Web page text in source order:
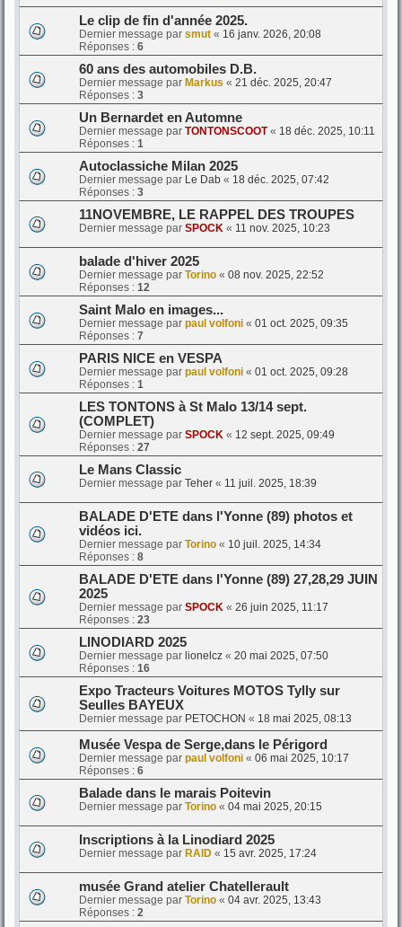
Le clip de fin d'année 2025.
Dernier message par smut « 16 janv. 2026, 20:08
Réponses : 6
60 ans des automobiles D.B.
Dernier message par Markus « 21 déc. 2025, 20:47
Réponses : 3
Un Bernardet en Automne
Dernier message par TONTONSCOOT« 18 déc. 2025, 10:11
Réponses : 1
Autoclassiche Milan 2025
Dernier message par Le Dab « 18 déc. 2025, 07:42
Réponses : 3
11NOVEMBRE, LE RAPPEL DES TROUPES
Dernier message par SPOCK « 11 nov. 2025, 10:23
balade d'hiver 2025
Dernier message par Torino « 08 nov. 2025, 22:52
Réponses : 12
Saint Malo en images...
Dernier message par paul volfoni « 01 oct. 2025, 09:35
Réponses : 7
PARIS NICE en VESPA
Dernier message par paul volfoni « 01 oct. 2025, 09:28
Réponses : 1
LES TONTONS à St Malo 13/14 sept.
(COMPLET)
Dernier message par SPOCK « 12 sept. 2025, 09:49
Réponses : 27
Le Mans Classic
Dernier message par Teher « 11 juil. 2025, 18:39
BALADE D'ETE dans l'Yonne (89) photos et
vidéos ici.
Dernier message par Torino « 10 juil. 2025, 14:34
Réponses : 8
BALADE D'ETE dans l'Yonne (89) 27,28,29 JUIN
2025
Dernier message par SPOCK « 26 juin 2025, 11:17
Réponses : 23
LINODIARD 2025
Dernier message par lionelcz « 20 mai 2025, 07:50
Réponses : 16
Expo Tracteurs Voitures MOTOS Tylly sur
Seulles BAYEUX
Dernier message par PETOCHON « 18 mai 2025, 08:13
Musée Vespa de Serge,dans le Périgord
Dernier message par paul volfoni « 06 mai 2025, 10:17
Réponses : 6
Balade dans le marais Poitevin
Dernier message par Torino « 04 mai 2025, 20:15
Inscriptions à la Linodiard 2025
Dernier message par RAID « 15 avr. 2025, 17:24
musée Grand atelier Chatellerault
Dernier message par Torino « 04 avr. 2025, 13:43
Réponses : 2